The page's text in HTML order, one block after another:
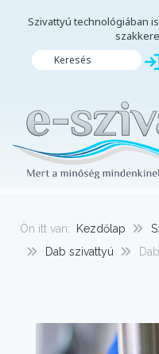
Szivattyú technológiában
Keresés
Ön itt van: Kezdőlap
Dab szivattyú